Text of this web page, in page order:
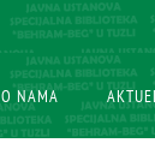
O NAMA
O NAMA